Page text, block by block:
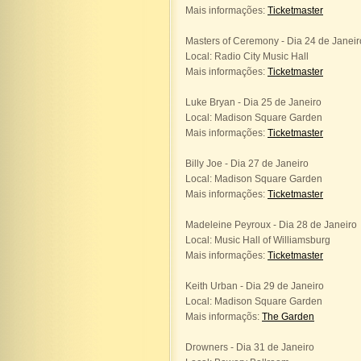
Mais informações: Ticketmaster
Masters of Ceremony - Dia 24 de
Local: Radio City Music Hall
Mais informações: Ticketmaster
Luke Bryan - Dia 25 de Janeiro
Local: Madison Square Garden
Mais informações: Ticketmaster
Billy Joe - Dia 27 de Janeiro
Local: Madison Square Garden
Mais informações: Ticketmaster
Madeleine Peyroux - Dia 28 de Janeiro
Local: Music Hall of Williamsburg
Mais informações: Ticketmaster
Keith Urban - Dia 29 de Janeiro
Local: Madison Square Garden
Mais informaçõs: The Garden
Drowners - Dia 31 de Janeiro